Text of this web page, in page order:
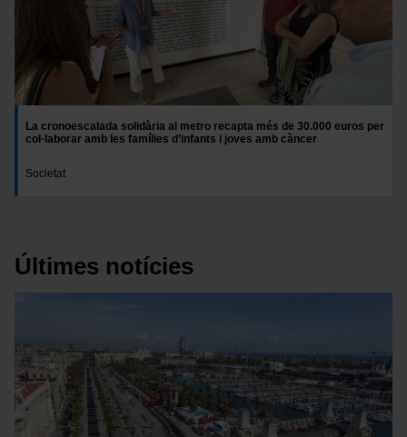
La cronoescalada solidària al metro recapta més de 30.000 euros per
col·laborar amb les famílies d’infants i joves amb càncer
Societat
Últimes notícies